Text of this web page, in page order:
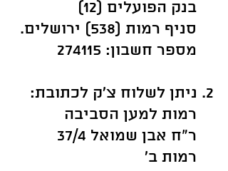
בנק הפועלים (12)
סניף רמות (538)
ירושלים.
מספר חשבון: 274115
2. ניתן לשלוח צ'ק לכתובת:
רמות למען הסביבה
ר"ח אבן שמואל 37/4
רמות ב'